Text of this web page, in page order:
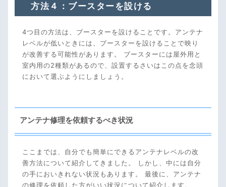
方法４：ブースターを設ける
4つ目の方法は、ブースターを設けることです。アンテナ
レベルが低いときには、ブースターを設けることで映り
が改善する可能性があります。 ブースターには屋外用と
室内用の2種類があるので、設置するさいはこの点を念頭
において選ぶようにしましょう。
アンテナ修理を依頼するべき状況
ここまでは、自分でも簡単にできるアンテナレベルの改
善方法について紹介してきました。 しかし、中には自分
の手においきれない状況もあります。 最後に、アンテナ
の修理を依頼した方がいい状況について紹介します。